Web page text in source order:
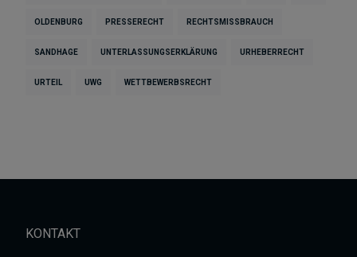
OLDENBURG PRESSERECHT RECHTSMISSBRAUCH
SANDHAGE UNTERLASSUNGSERKLÄRUNG URHEBERRECHT
URTEIL UWG WETTBEWERBSRECHT
KONTAKT